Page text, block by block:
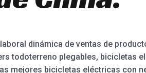
dinámica de ventas de
todoterreno plegables, bicicletas
mejores bicicletas eléctricas con